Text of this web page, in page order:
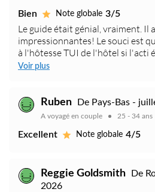
Bien Note globale 3/5
Le guide était génial, vraiment. Il
impressionnantes! Le souci est
à l'hôtesse TUI de l'hôtel si l'acti
Voir plus
Ruben De Pays-Bas -
A voyagé en couple 25 - 34 ans
Excellent Note globale 4/5
Reggie Goldsmith
De
2026